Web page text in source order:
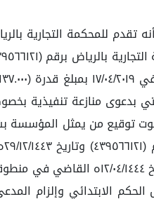
تقدم للمحكمة التجارية
توقيع من يمثل المؤسسة
الابتدائي وإلزام